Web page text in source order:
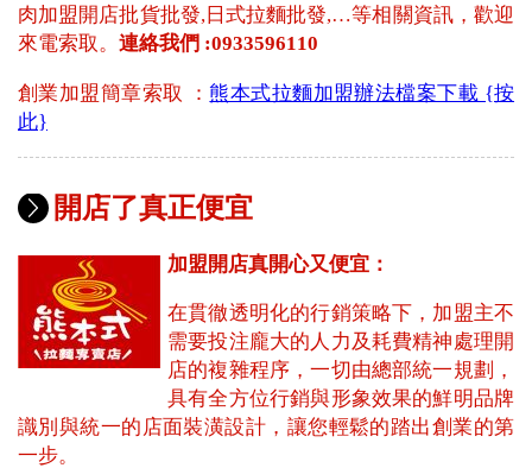
肉加盟開店批貨批發,日式拉麵批發,…等相關資訊，歡迎
來電索取。 連絡我們 :0933596110
創業加盟簡章索取 ：熊本式拉麵加盟辦法檔案下載 {按
此}
開店了真正便宜
加盟開店真開心又便宜：
在貫徹透明化的行銷策略下，加盟主不
需要投注龐大的人力及耗費精神處理開
店的複雜程序，一切由總部統一規劃，
具有全方位行銷與形象效果的鮮明品牌
識別與統一的店面裝潢設計，讓您輕鬆的踏出創業的第
一步。